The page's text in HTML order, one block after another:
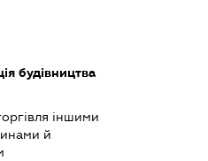
будівництва
іншими
й